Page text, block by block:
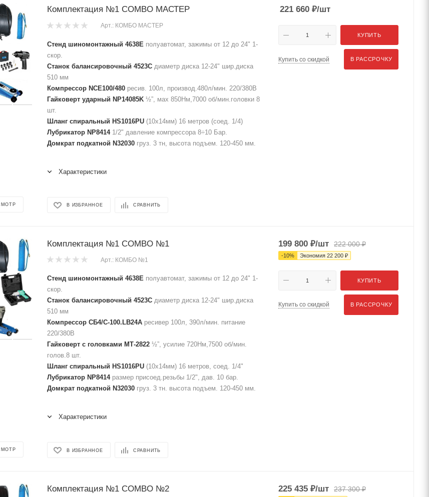
Комплектация №1 COMBO МАСТЕР
Арт.: КОМБО МАСТЕР
Стенд шиномонтажный 4638E полуавтомат, зажимы от 12 до 24" 1-
скор.
Станок балансировочный 4523C диаметр диска 12-24" шир.диска
510 мм
Компрессор NCE100/480 ресив. 100л, производ.480л/мин. 220/380В
Гайковерт ударный NP14085K ½”, мах 850Нм,7000 об/мин.головки 8
шт.
Шланг спиральный HS1016PU (10х14мм) 16 метров (соед. 1/4)
Лубрикатор NP84141/2" давление компрессора 8÷10 Бар.
Домкрат подкатной N32030 груз. 3 тн, высота подъем. 120-450 мм.
Характеристики
В ИЗБРАННОЕ СРАВНИТЬ
221 660 ₽/шт
КУПИТЬ
Купить со скидкой В РАССРОЧКУ
Комплектация №1 COMBO №1
Арт.: КОМБО №1
Стенд шиномонтажный 4638E полуавтомат, зажимы от 12 до 24" 1-
скор.
Станок балансировочный 4523C диаметр диска 12-24" шир.диска
510 мм
Компрессор СБ4/С-100.LB24A ресивер 100л, 390л/мин. питание
220/380В
Гайковерт с головками МТ-2822 ½”, усилие 720Нм,7500 об/мин.
голов.8 шт.
Шланг спиральный HS1016PU (10х14мм) 16 метров, соед. 1/4"
Лубрикатор NP8414размер присоед.резьбы 1/2", дав. 10 бар.
Домкрат подкатной N32030 груз. 3 тн. высота подъем. 120-450 мм.
Характеристики
В ИЗБРАННОЕ СРАВНИТЬ
199 800 ₽/шт 222 000₽
-10% Экономия 22 200 ₽
КУПИТЬ
Купить со скидкой В РАССРОЧКУ
Комплектация №1 COMBO №2 225 435 ₽/шт 237 300₽